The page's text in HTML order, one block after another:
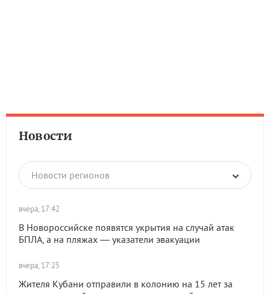
Новости
Новости регионов
вчера, 17:42
В Новороссийске появятся укрытия на случай атак
БПЛА, а на пляжах — указатели эвакуации
вчера, 17:25
Жителя Кубани отправили в колонию на 15 лет за